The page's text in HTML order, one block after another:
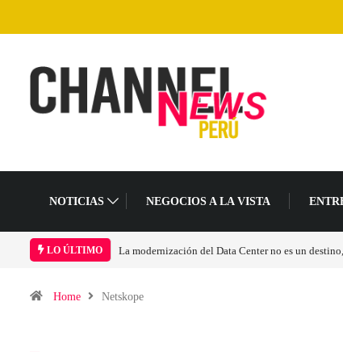
NOTICIAS NEGOCIOS A LA VISTA
LO ÚLTIMO Los ingresos por semiconductores aumentarán más
Home Netskope